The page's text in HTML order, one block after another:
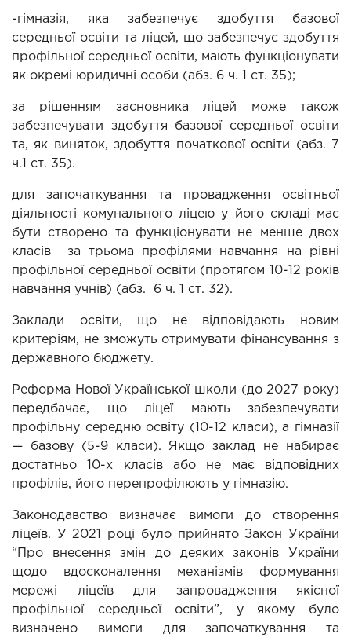
-гімназія, яка забезпечує здобуття базової
середньої освіти та ліцей, що забезпечує здобуття
профільної середньої освіти, мають функціонувати
як окремі юридичні особи (абз. 6 ч. 1 ст. 35);
за рішенням засновника ліцей може також
забезпечувати здобуття базової середньої освіти
та, як виняток, здобуття початкової освіти (абз. 7
ч.1 ст. 35).
для започаткування та провадження освітньої
діяльності комунального ліцею у його складі має
бути створено та функціонувати не менше двох
класів  за трьома профілями навчання на рівні
профільної середньої освіти (протягом 10-12 років
навчання учнів) (абз.  6 ч. 1 ст. 32).
Заклади освіти, що не відповідають новим
критеріям, не зможуть отримувати фінансування з
державного бюджету.
Реформа Нової Української школи (до 2027 року)
передбачає, що ліцеї мають забезпечувати
профільну середню освіту (10-12 класи), а гімназії
— базову (5-9 класи). Якщо заклад не набирає
достатньо 10-х класів або не має відповідних
профілів, його перепрофілюють у гімназію.
Законодавство визначає вимоги до створення
ліцеїв. У 2021 році було прийнято Закон України
“Про внесення змін до деяких законів України
щодо вдосконалення механізмів формування
мережі ліцеїв для запровадження якісної
профільної середньої освіти”, у якому було
визначено вимоги для започаткування та